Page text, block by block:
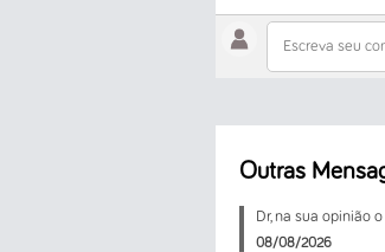
Escreva seu
Outras
Dr, na sua opinião
08/08/2026